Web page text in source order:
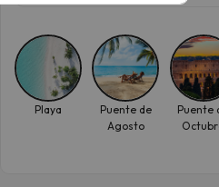
Playa
Puente de
Agosto
Puente